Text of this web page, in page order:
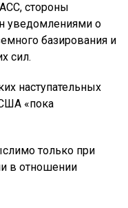
стороны
уведомлениями о
базирования и
сил.
наступательных
«пока
только при
в отношении